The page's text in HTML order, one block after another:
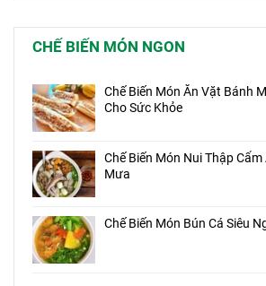
CHẾ BIẾN MÓN NGON
Chế Biến Món Ăn Vặt Bánh
Cho Sức Khỏe
Chế Biến Món Nui Thập
Mưa
Chế Biến Món Bún Cá Siêu